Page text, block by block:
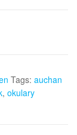
Tags: auchan
, okulary